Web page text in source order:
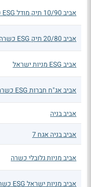
אביב 10/90 תיק מודל ESG כשרה
אביב 20/80 תיק ESG כשרה
אביב ESG מניות ישראל
אביב אג"ח חברות ESG כשרה
אביב בניה
אביב בניה אגח 7
אביב מניות גלובלי כשרה
אביב מניות ישראל ESG כשרה